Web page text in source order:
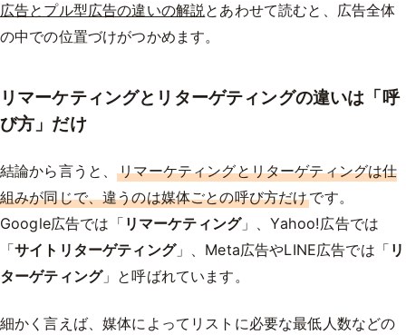
広告とプル型広告の違いの解説とあわせて読むと、広告全体
の中での位置づけがつかめます。
リマーケティングとリターゲティングの違いは「呼
び方」だけ
結論から言うと、リマーケティングとリターゲティングは仕
組みが同じで、違うのは媒体ごとの呼び方だけです。
Google広告では「 リマーケティング」、Yahoo!広告では
「サイトリターゲティング」、Meta広告やLINE広告では「 リ
ターゲティング」と呼ばれています。
細かく言えば、媒体によってリストに必要な最低人数などの